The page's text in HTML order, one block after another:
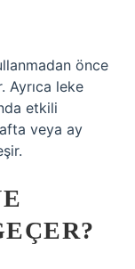
önce
Ayrıca leke
etkili
veya ay